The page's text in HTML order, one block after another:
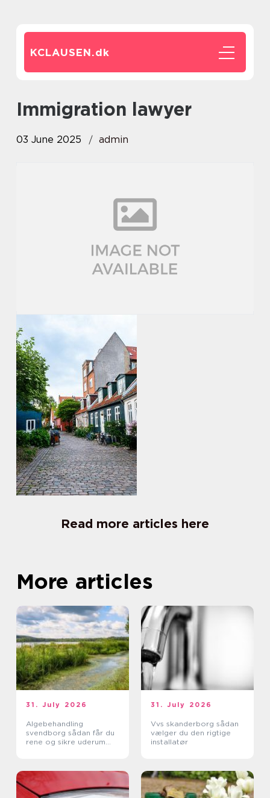
KCLAUSEN.dk
Immigration lawyer
03 June 2025 admin
Read more articles here
More articles
31. July 2026
Algebehandling
svendborg sådan får du
rene og sikre uderum
31. July 2026
Vvs skanderborg sådan
vælger du den rigtige
installatør